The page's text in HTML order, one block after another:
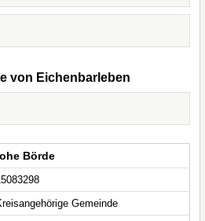
von Eichenbarleben
Börde
Gemeinde